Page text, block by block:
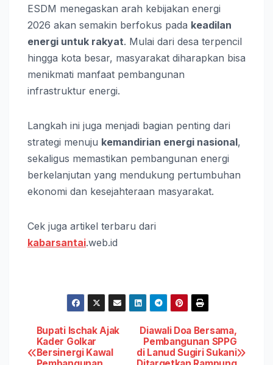
ESDM menegaskan arah kebijakan energi
2026 akan semakin berfokus pada keadilan
energi untuk rakyat. Mulai dari desa terpencil
hingga kota besar, masyarakat diharapkan bisa
menikmati manfaat pembangunan
infrastruktur energi.
Langkah ini juga menjadi bagian penting dari
strategi menuju kemandirian energi nasional,
sekaligus memastikan pembangunan energi
berkelanjutan yang mendukung pertumbuhan
ekonomi dan kesejahteraan masyarakat.
Cek juga artikel terbaru dari
kabarsantai.web.id
Post
Diawali Doa Bersama,
Pembangunan SPPG
di Lanud Sugiri Sukani
Bupati Ischak Ajak
Kader Golkar
Bersinergi Kawal